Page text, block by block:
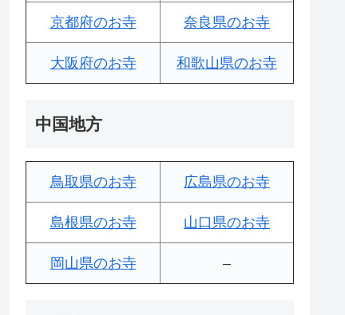
京都府のお寺 奈良県のお寺
大阪府のお寺 和歌山県のお寺
中国地方
鳥取県のお寺 広島県のお寺
島根県のお寺 山口県のお寺
岡山県のお寺 –